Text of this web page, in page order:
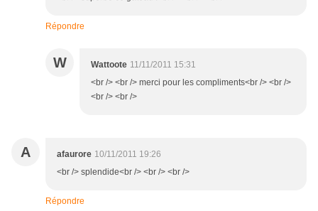
Répondre
W Wattoote 11/11/2011 15:31
<br /> <br /> merci pour les compliments<br /> <br />
<br /> <br />
A afaurore 10/11/2011 19:26
<br /> splendide<br /> <br /> <br />
Répondre